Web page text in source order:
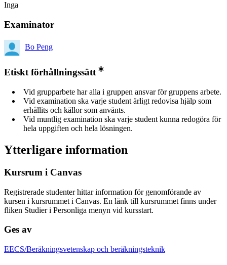
Inga
Examinator
Bo Peng
Etiskt förhållningssätt
Vid grupparbete har alla i gruppen ansvar för gruppens arbete.
Vid examination ska varje student ärligt redovisa hjälp som
erhållits och källor som använts.
Vid muntlig examination ska varje student kunna redogöra för
hela uppgiften och hela lösningen.
Ytterligare information
Kursrum i Canvas
Registrerade studenter hittar information för genomförande av
kursen i kursrummet i Canvas. En länk till kursrummet finns under
fliken Studier i Personliga menyn vid kursstart.
Ges av
EECS/Beräkningsvetenskap och beräkningsteknik